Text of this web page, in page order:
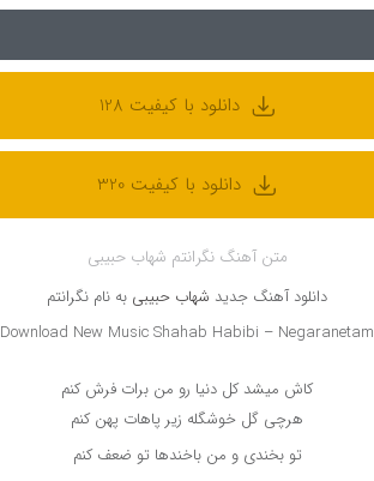
دانلود با کیفیت 128
دانلود با کیفیت 320
متن آهنگ نگرانتم شهاب حبیبی
دانلود آهنگ جدید شهاب حبیبی به نام نگرانتم
Download New Music Shahab Habibi – Negaranetam
کاش میشد کل دنیا رو من برات فرش کنم
هرچی گل خوشگله زیر پاهات پهن کنم
تو بخندی و من باخندها تو ضعف کنم‌